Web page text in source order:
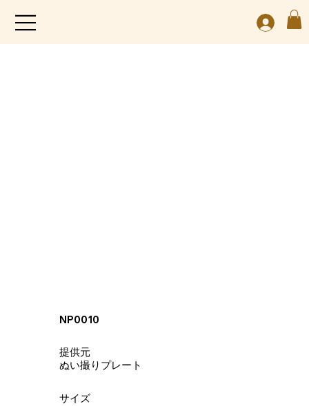
NP0010
​提供元
ぬい撮りプレート
​サイズ